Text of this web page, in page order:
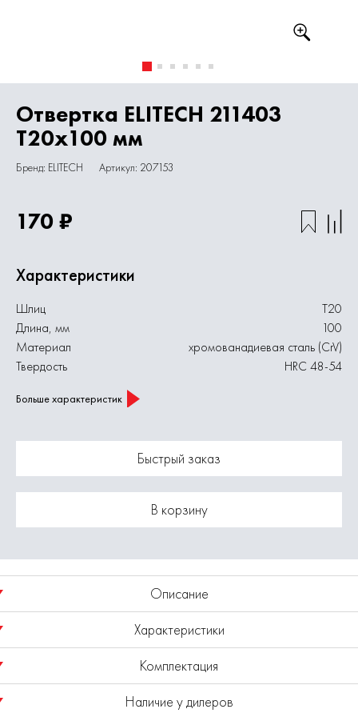
Отвертка ELITECH 211403
T20х100 мм
Бренд: ELITECH Артикул: 207153
170 ₽
Характеристики
Шлиц
Т20
Длина, мм
100
Материал
хромованадиевая сталь (CrV)
Твердость
HRC 48-54
Больше характеристик
Быстрый заказ
В корзину
Описание
Отвертка Т20х100мм из хромованадиевой стали с магнитным
наконечником и эргономичной рукояткой.
Характеристики
Шлиц
Т20
Комплектация
Наличие у дилеров